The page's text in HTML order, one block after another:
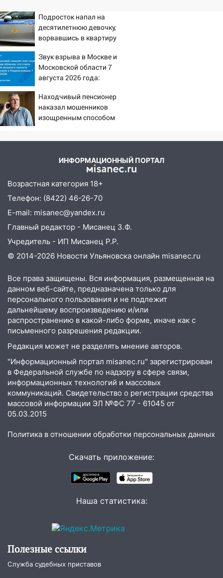
11:20
Ульяновская шахматистка
Валерия Клейменова выиграла два
золота в составе сборной мира
11:16
В Ульяновске открыли памятную
доску декабристу Кондратию Рылееву
10:40
В Ульяновске спасатели ночью
нашли потерявшегося в заброшенных
садах 79-летнего мужчину
10:26
На нескольких улицах Ульяновска
коррупционной схемы при ЦГКБ
отправили в колонию на 7 и 8 лет
09:52
Ночью беспилотники сбили над
соседними Татарстаном и Саратовской
областью
09:41
Диана Шурыгина уверовала в
Бога в СИЗО
будут судить за неуплату налогов на 48
млн рублей
08:22 Подросток на питбайке сбил
велосипедистку: пострадали двое
07:20 Жара возвращается: ожидается
знойный и сухой четверг
06:00 Под Ульяновском при развороте
пострадал 38-летний водитель
иномарки
05:00
«Каждая пятая женщина и каждый
второй мужчина в мире сталкиваются с
быть вызвано облысение и как с этим
Гороскоп на 7 августа: пятница
принесет прилив творческой энергии и
отличные шансы исправить старые
Прогноз погоды на 7 августа в
посвящённый Дню воздушного флота
Подросток напал на
десятилетнюю девочку,
ворвавшись в квартиру
Звук взрыва в Москве и
Московской области 7
августа 2026 года:
откуда был громкий
хлопок
Находчивый пенсионер
наказал мошенников
изощренным способом
ИНФОРМАЦИОННЫЙ ПОРТАЛ
Возрастная категория 18+
Телефон: (8422) 46-26-70
E-mail: misanec@yandex.ru
Главный редактор - Мисанец З.Ф.
Учредитель - ИП Мисанец Р.Р.
© 2014-2026 Новости Ульяновска онлайн misanec.ru
Все права защищены. Вся информация, размещенная на
данном веб-сайте, предназначена только для
персонального пользования и не подлежит
дальнейшему воспроизведению и/или
распространению в какой-либо форме, иначе как с
письменного разрешения редакции.
Редакция может не разделять мнение авторов.
"Информационный портал misanec.ru" зарегистрирован
в Федеральной службе по надзору в сфере связи,
информационных технологий и массовых
коммуникаций. Свидетельство о регистрации средства
массовой информации ЭЛ №ФС 77 - 61045 от
05.03.2015
Политика в отношении обработки персональных данных
Скачать приложение:
Наша статистика:
Полезные ссылки
Служба судебных приставов